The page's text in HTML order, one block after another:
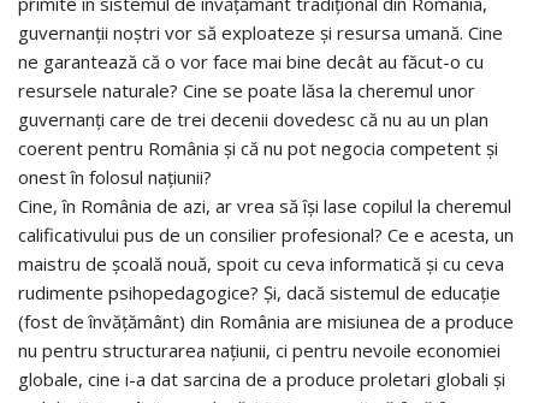
guvernanții noștri vor să exploateze și resursa umană. Cine
ne garantează că o vor face mai bine decât au făcut-o cu
resursele naturale? Cine se poate lăsa la cheremul unor
guvernanți care de trei decenii dovedesc că nu au un plan
coerent pentru România și că nu pot negocia competent și
onest în folosul națiunii?
Cine, în România de azi, ar vrea să își lase copilul la cheremul
calificativului pus de un consilier profesional? Ce e acesta, un
maistru de școală nouă, spoit cu ceva informatică și cu ceva
rudimente psihopedagogice? Și, dacă sistemul de educație
(fost de învățământ) din România are misiunea de a produce
nu pentru structurarea națiunii, ci pentru nevoile economiei
globale, cine i-a dat sarcina de a produce proletari globali și